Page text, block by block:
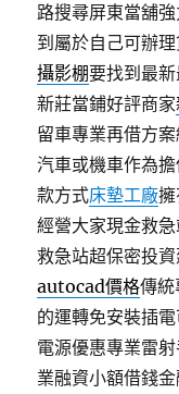
路搜尋屏東當舖
到屬於自己可辦
攝影棚要找到最
新莊當鋪好評商家
留車專業再借方
汽車或機車作為
款方式床墊工廠
經營大家現金救
救急站超保密投
autocad價格傳
的運轉免安裝插電
電源優惠專業雷
業融資小額借錢